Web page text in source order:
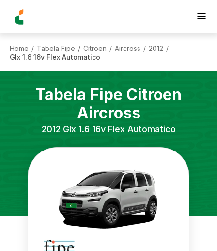
Home / Tabela Fipe / Citroen / Aircross / 2012 /
Glx 1.6 16v Flex Automatico
Tabela Fipe Citroen
Aircross
2012 Glx 1.6 16v Flex Automatico